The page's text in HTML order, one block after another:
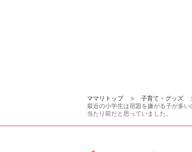
ママリトップ
子育て・グッズ
最近の小学生は宿題を嫌がる子が多
当たり前だと思っていました。